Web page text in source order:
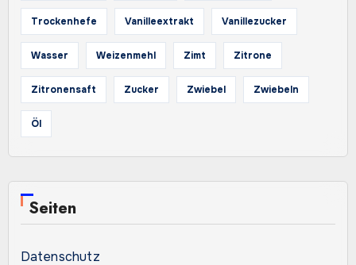
Trockenhefe Vanilleextrakt Vanillezucker
Wasser Weizenmehl Zimt Zitrone
Zitronensaft Zucker Zwiebel Zwiebeln
Öl
Seiten
Datenschutz